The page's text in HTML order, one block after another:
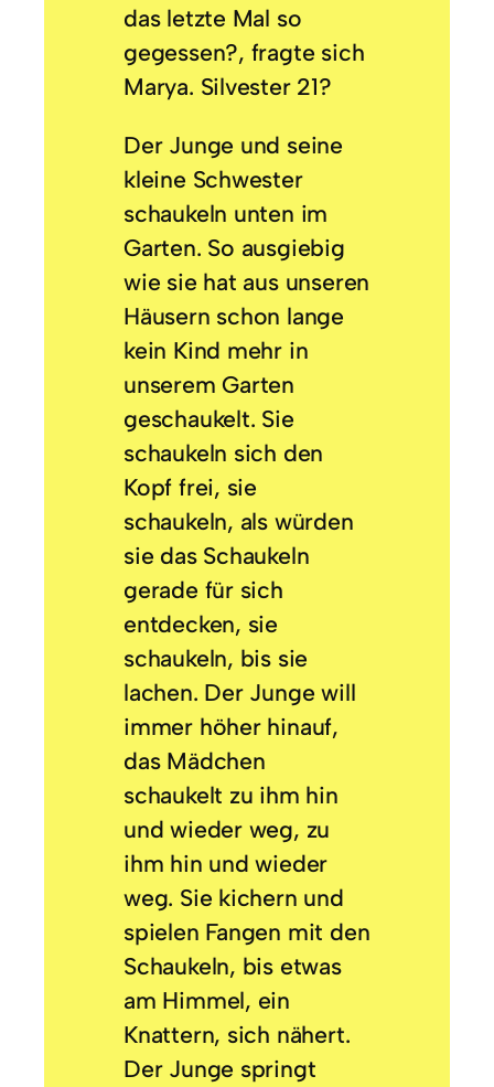
das letzte Mal so
gegessen?, fragte sich
Marya. Silvester 21?
Der Junge und seine
kleine Schwester
schaukeln unten im
Garten. So ausgiebig
wie sie hat aus unseren
Häusern schon lange
kein Kind mehr in
unserem Garten
geschaukelt. Sie
schaukeln sich den
Kopf frei, sie
schaukeln, als würden
sie das Schaukeln
gerade für sich
entdecken, sie
schaukeln, bis sie
lachen. Der Junge will
immer höher hinauf,
das Mädchen
schaukelt zu ihm hin
und wieder weg, zu
ihm hin und wieder
weg. Sie kichern und
spielen Fangen mit den
Schaukeln, bis etwas
am Himmel, ein
Knattern, sich nähert.
Der Junge springt